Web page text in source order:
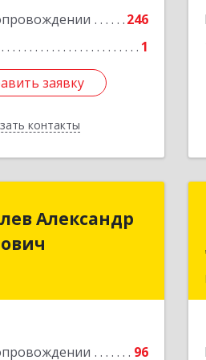
246
1
заявку
контакты
заявку
Назад
Александр
96
Владимирович
край, Имени
Подробнее